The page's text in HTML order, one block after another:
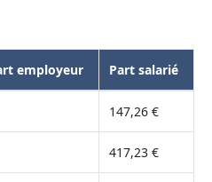
employeur Part salarié
147,26 €
417,23 €